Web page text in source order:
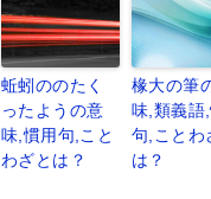
蚯蚓ののたく
ったようの意
味,慣用句,こと
わざとは？
椽大の筆
味,類義語
句,ことわ
は？